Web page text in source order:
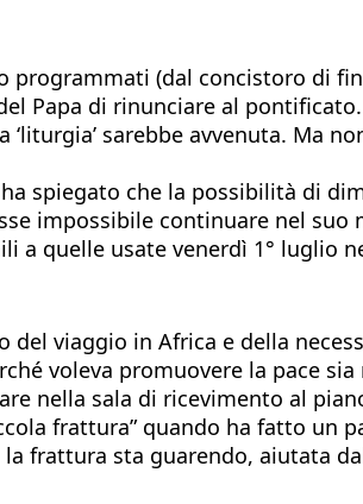
(dal concistoro di
Papa di rinunciare al
sarebbe avvenuta. Ma
spiegato che la possibilità di
impossibile continuare nel
quelle usate venerdì 1° luglio
viaggio in Africa e della
voleva promuovere la pace
nella sala di ricevimento al
frattura” quando ha fatto un
frattura sta guarendo, aiutata